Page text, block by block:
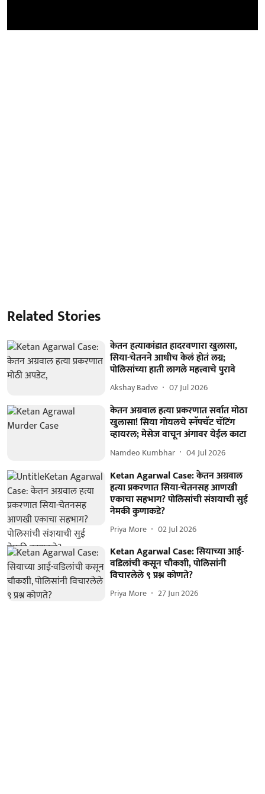
Related Stories
केतन हत्याकांडात हादरवणारा खुलासा,
सिया-चेतनने आधीच केलं होतं लग्न;
पोलिसांच्या हाती लागले महत्त्वाचे पुरावे
Akshay Badve 07 Jul 2026
केतन अग्रवाल हत्या प्रकरणात सर्वात मोठा
खुलासा! सिया गोयलचे स्नॅपचॅट चॅटिंग
व्हायरल; मेसेज वाचून अंगावर येईल काटा
Namdeo Kumbhar 04 Jul 2026
Ketan Agarwal Case: केतन अग्रवाल
हत्या प्रकरणात सिया-चेतनसह आणखी
एकाचा सहभाग? पोलिसांची संशयाची सुई
नेमकी कुणाकडे?
Priya More 02 Jul 2026
Ketan Agarwal Case: सियाच्या आई-
वडिलांची कसून चौकशी, पोलिसांनी
विचारलेले ९ प्रश्न कोणते?
Priya More 27 Jun 2026